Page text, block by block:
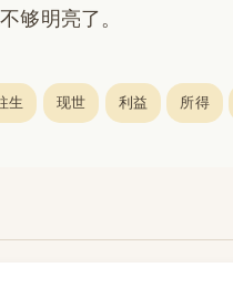
够明亮了。
生 现世 利益 所得